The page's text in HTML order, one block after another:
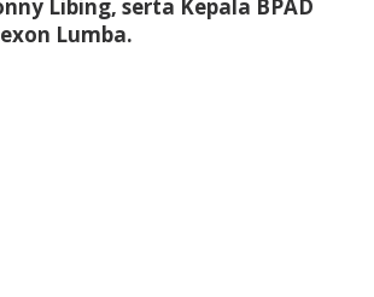
Libing, serta Kepala BPAD
Lumba.